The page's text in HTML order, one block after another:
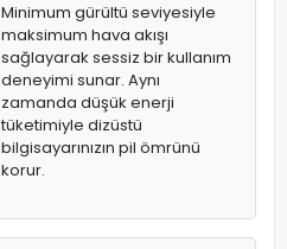
Minimum gürültü seviyesiyle
maksimum hava akışı
sağlayarak sessiz bir kullanım
deneyimi sunar. Aynı
zamanda düşük enerji
tüketimiyle dizüstü
bilgisayarınızın pil ömrünü
korur.